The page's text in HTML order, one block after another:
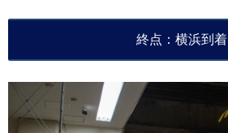
終点：横浜到着